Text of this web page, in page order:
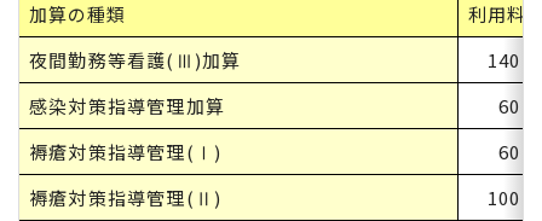
加算の種類
利用料
夜間勤務等看護(Ⅲ)加算
140
感染対策指導管理加算
60
褥瘡対策指導管理(Ⅰ)
60
褥瘡対策指導管理(Ⅱ)
100